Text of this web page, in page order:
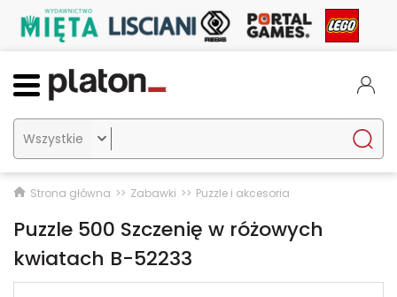

Strona główna Zabawki Puzzle i akcesoria
Puzzle 500 Szczenię w różowych
kwiatach B-52233